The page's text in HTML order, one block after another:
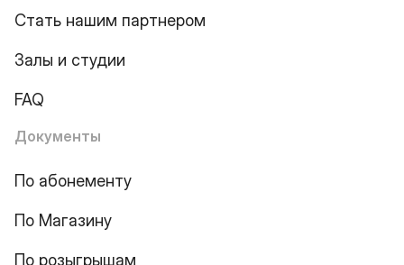
Стать нашим партнером
Залы и студии
FAQ
Документы
По абонементу
По Магазину
По розыгрышам